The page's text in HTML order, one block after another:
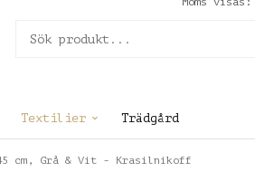
Textilier Trädgård
cm, Grå & Vit - Krasilnikoff